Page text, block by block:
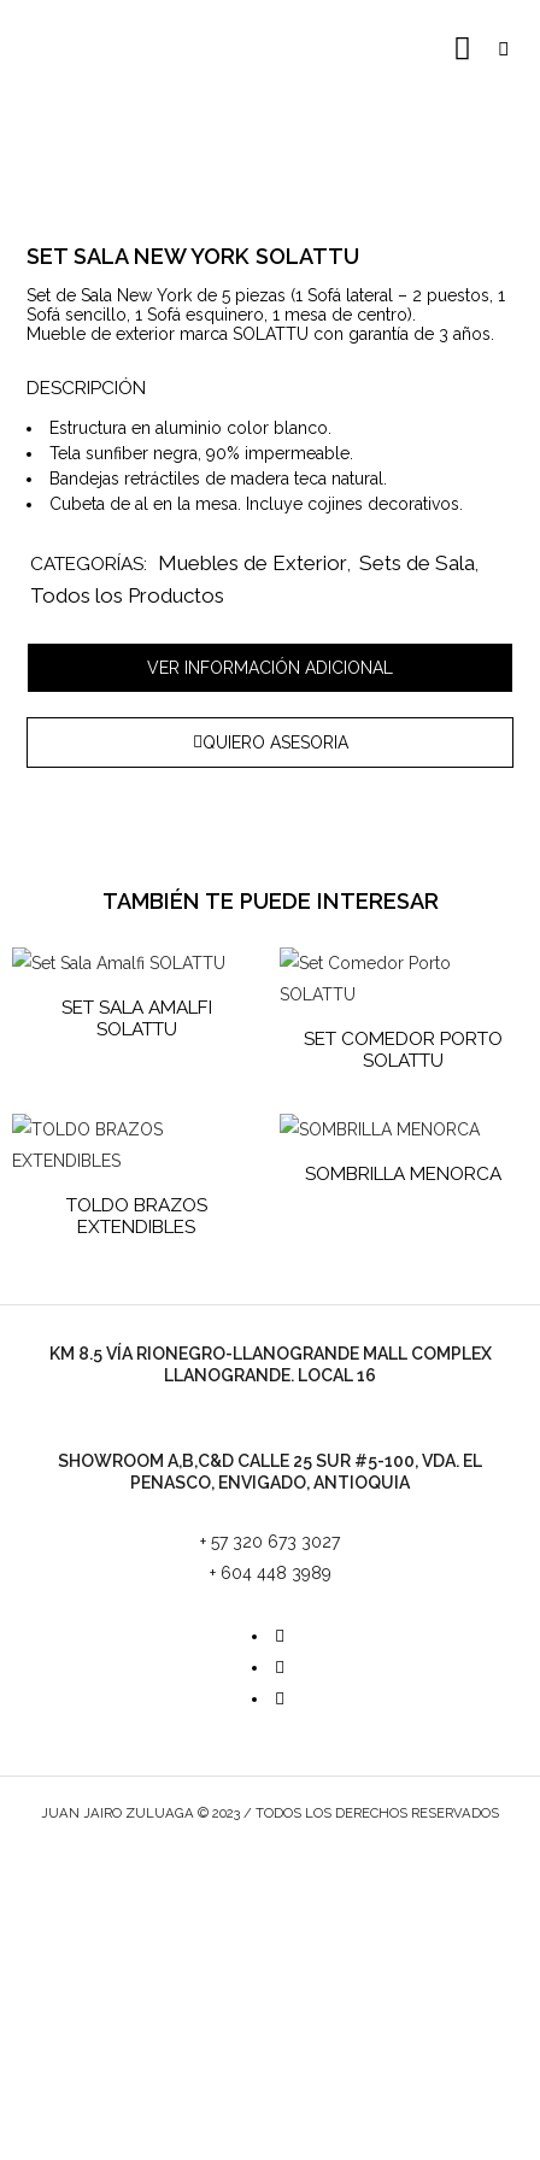
SET SALA NEW YORK SOLATTU
Set de Sala New York de 5 piezas (1 Sofá lateral – 2 puestos, 1
Sofá sencillo, 1 Sofá esquinero, 1 mesa de centro).
Mueble de exterior marca SOLATTU con garantía de 3 años.
DESCRIPCIÓN
Estructura en aluminio color blanco.
Tela sunfiber negra, 90% impermeable.
Bandejas retráctiles de madera teca natural.
Cubeta de al en la mesa. Incluye cojines decorativos.
CATEGORÍAS: Muebles de Exterior, Sets de Sala,
Todos los Productos
VER INFORMACIÓN ADICIONAL
QUIERO ASESORIA
TAMBIÉN TE PUEDE INTERESAR
SET SALA AMALFI
SOLATTU
SET COMEDOR PORTO
SOLATTU
TOLDO BRAZOS
EXTENDIBLES
SOMBRILLA MENORCA
KM 8.5 VÍA RIONEGRO-LLANOGRANDE MALL COMPLEX
LLANOGRANDE. LOCAL 16
SHOWROOM A,B,C&D CALLE 25 SUR #5-100, VDA. EL
PENASCO, ENVIGADO, ANTIOQUIA
+ 57 320 673 3027
+ 604 448 3989
JUAN JAIRO ZULUAGA © 2023 / TODOS LOS DERECHOS RESERVADOS